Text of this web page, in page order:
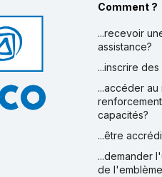
Comment ?
...recevoir
assistance?
...inscrire
...accéder au
capacités?
...être
...demander
de